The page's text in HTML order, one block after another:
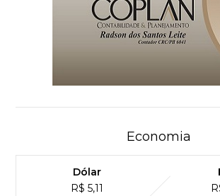
Economia
Dólar
R$ 5,11